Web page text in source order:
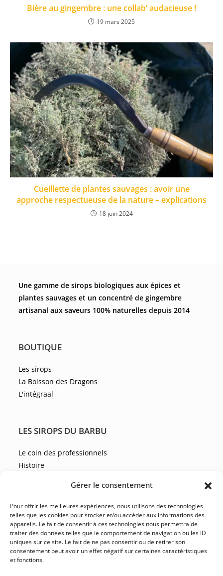
Gérer le consentement
Pour offrir les meilleures expériences, nous utilisons des technologies
telles que les cookies pour stocker et/ou accéder aux informations des
appareils. Le fait de consentir à ces technologies nous permettra de
traiter des données telles que le comportement de navigation ou les ID
uniques sur ce site. Le fait de ne pas consentir ou de retirer son
consentement peut avoir un effet négatif sur certaines caractéristiques
et fonctions.
Bière au gingembre : une collab’ audacieuse !
19 mars 2025
Cueillette de plantes sauvages : avoir une
approche respectueuse de la nature – explications
18 juin 2024
Une gamme de sirops biologiques aux épices et
plantes sauvages et un concentré de gingembre
artisanal aux saveurs 100% naturelles depuis 2014
BOUTIQUE
Les sirops
La Boisson des Dragons
L'intégraal
LES SIROPS DU BARBU
Le coin des professionnels
Histoire
NOUS CONTACTER
FAQ
CGV